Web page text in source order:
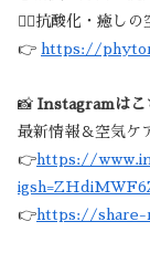
🧘‍♀️抗酸化・癒し
👉 https://
📸 Instagramはこ
最新情報＆空気ケ
👉 https://
👉 https://share-